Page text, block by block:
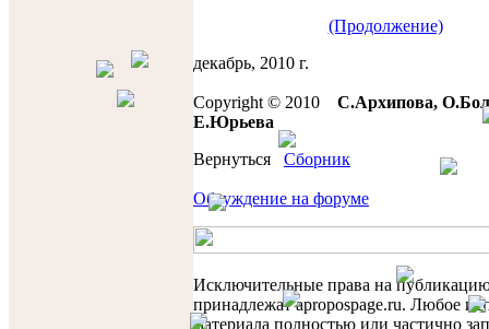
(Продолжение)
декабрь, 2010 г.
Copyright © 2010 С.Архипова,
Е.Юрьевa
Вернуться
Сборник
Обсуждение на форуме
Исключительные права на
принадлежат apropospage.ru. Любое
материала полностью или частично